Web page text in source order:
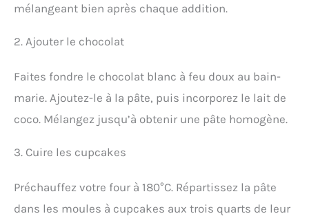
mélangeant bien après chaque addition.
2. Ajouter le chocolat
Faites fondre le chocolat blanc à feu doux au bain-
marie. Ajoutez-le à la pâte, puis incorporez le lait de
coco. Mélangez jusqu’à obtenir une pâte homogène.
3. Cuire les cupcakes
Préchauffez votre four à 180°C. Répartissez la pâte
dans les moules à cupcakes aux trois quarts de leur